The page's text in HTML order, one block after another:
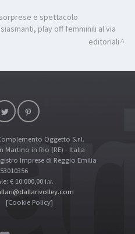
e spettacolo
play off femminili al via
editoriali
Oggetto S.r.l.
Martino in Rio (RE) - Italia
Imprese di Reggio Emilia
€ 10.000,00 i.v.
[Cookie Policy]